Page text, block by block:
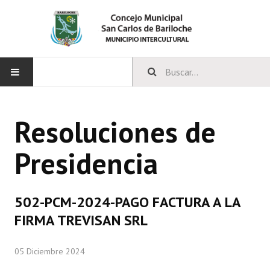
CONCEJO
Bloques Políticos
Comisiones Permanentes
Resoluciones de
Presidencia
502-PCM-2024-PAGO FACTURA A LA
FIRMA TREVISAN SRL
05 Diciembre 2024